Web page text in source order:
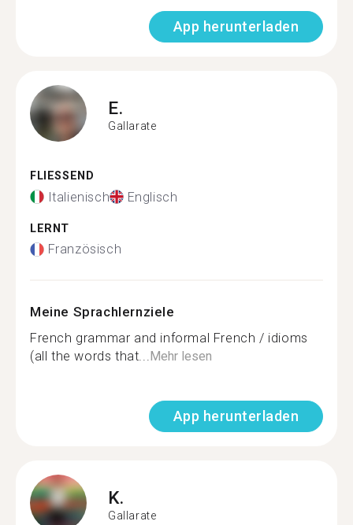
App herunterladen
E.
Gallarate
FLIESSEND
Italienisch Englisch
LERNT
Französisch
Meine Sprachlernziele
French grammar and informal French / idioms
(all the words that...Mehr lesen
App herunterladen
K.
Gallarate